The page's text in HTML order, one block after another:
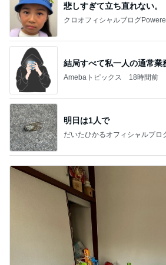
悲しすぎて立ち直れない。
クロオフィシャルブログ
結局すべて私一人の通常業
Amebaトピックス 18時間前
明日は1人で
だいたひかるオフィシャルブロ